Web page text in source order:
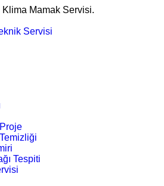
Mamak Servisi.
Tespiti